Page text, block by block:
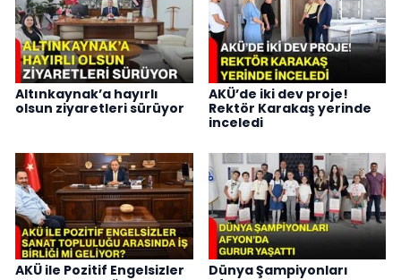
Altınkaynak’a hayırlı
olsun ziyaretleri sürüyor
AKÜ’de iki dev proje!
Rektör Karakaş yerinde
inceledi
AKÜ ile Pozitif Engelsizler
Dünya Şampiyonları